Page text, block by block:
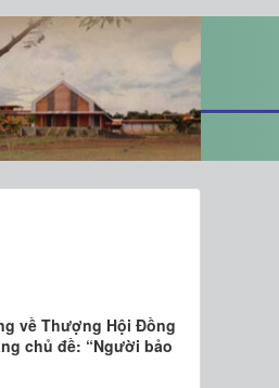
về Thượng Hội Đồng
chủ đề: “Người bảo